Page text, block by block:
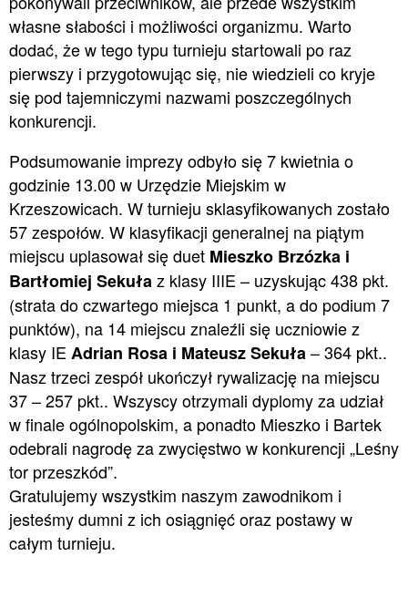
własne słabości i możliwości organizmu. Warto
dodać, że w tego typu turnieju startowali po raz
pierwszy i przygotowując się, nie wiedzieli co kryje
się pod tajemniczymi nazwami poszczególnych
konkurencji.
Podsumowanie imprezy odbyło się 7 kwietnia o
godzinie 13.00 w Urzędzie Miejskim w
Krzeszowicach. W turnieju sklasyfikowanych zostało
57 zespołów. W klasyfikacji generalnej na piątym
miejscu uplasował się duetMieszko Brzózka i
Bartłomiej Sekułaz klasy IIIE – uzyskując 438 pkt.
(strata do czwartego miejsca 1 punkt, a do podium 7
punktów), na 14 miejscu znaleźli się uczniowie z
klasy IE Adrian Rosa i Mateusz Sekuła– 364 pkt..
Nasz trzeci zespół ukończył rywalizację na miejscu
37 – 257 pkt.. Wszyscy otrzymali dyplomy za udział
w finale ogólnopolskim, a ponadto Mieszko i Bartek
odebrali nagrodę za zwycięstwo w konkurencji „Leśny
tor przeszkód”.
Gratulujemy wszystkim naszym zawodnikom i
jesteśmy dumni z ich osiągnięć oraz postawy w
całym turnieju.